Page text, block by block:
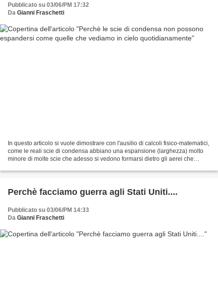
Pubblicato su 03/06/PM 17:32
Da Gianni Fraschetti
In questo articolo si vuole dimostrare con l'ausilio di calcoli fisico-matematici,
come le reali scie di condensa abbiano una espansione (larghezza) molto
minore di molte scie che adesso si vedono formarsi dietro gli aerei che
Perchè facciamo guerra agli Stati Uniti....
Pubblicato su 03/06/PM 14:33
Da Gianni Fraschetti